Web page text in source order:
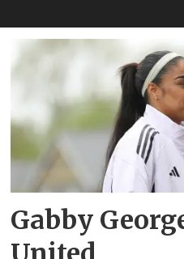
Gabby